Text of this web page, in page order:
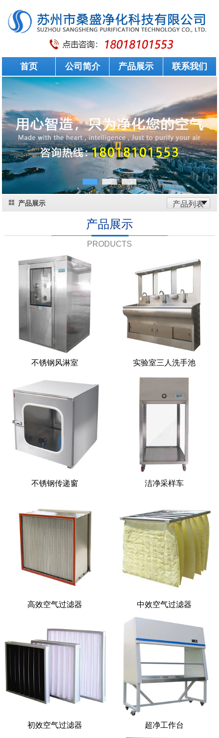
首页 公司简介 产品展示 联系我们
产品展示 产品列表
产品展示
PRODUCTS
不锈钢风淋室 实验室三人洗手池
不锈钢传递窗 洁净采样车
高效空气过滤器 中效空气过滤器
初效空气过滤器 超净工作台